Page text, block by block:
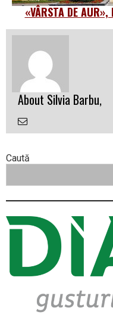
«VÂRSTA DE
About Silvia Barbu,
Email
Right
Asides
Caută